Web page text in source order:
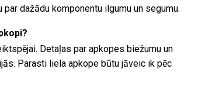
dažādu komponentu ilgumu un segumu.
Detaļas par apkopes biežumu un
Parasti liela apkope būtu jāveic ik pēc